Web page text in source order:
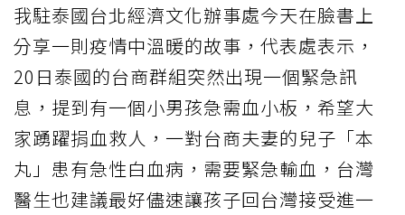
我駐泰國台北經濟文化辦事處今天在臉書上
分享一則疫情中溫暖的故事，代表處表示，
20日泰國的台商群組突然出現一個緊急訊
息，提到有一個小男孩急需血小板，希望大
家踴躍捐血救人，一對台商夫妻的兒子「本
丸」患有急性白血病，需要緊急輸血，台灣
醫生也建議最好儘速讓孩子回台灣接受進一